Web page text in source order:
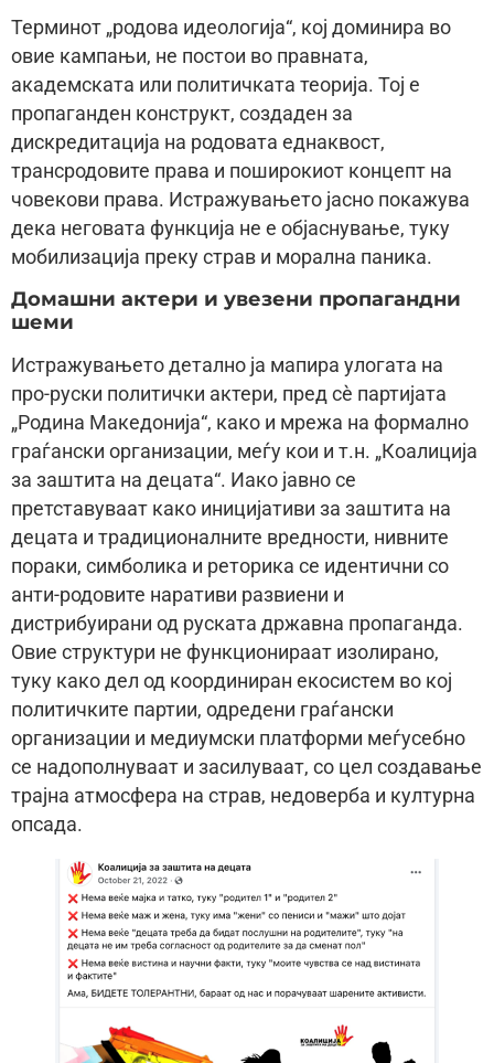
Терминот „родова идеологија“, кој доминира во
овие кампањи, не постои во правната,
академската или политичката теорија. Тој е
пропаганден конструкт, создаден за
дискредитација на родовата еднаквост,
трансродовите права и поширокиот концепт на
човекови права. Истражувањето јасно покажува
дека неговата функција не е објаснување, туку
мобилизација преку страв и морална паника.
Домашни актери и увезени пропагандни
шеми
Истражувањето детално ја мапира улогата на
про-руски политички актери, пред сè партијата
„Родина Македонија“, како и мрежа на формално
граѓански организации, меѓу кои и т.н. „Коалиција
за заштита на децата“. Иако јавно се
претставуваат како иницијативи за заштита на
децата и традиционалните вредности, нивните
пораки, симболика и реторика се идентични со
анти-родовите наративи развиени и
дистрибуирани од руската државна пропаганда.
Овие структури не функционираат изолирано,
туку како дел од координиран екосистем во кој
политичките партии, одредени граѓански
организации и медиумски платформи меѓусебно
се надополнуваат и засилуваат, со цел создавање
трајна атмосфера на страв, недоверба и културна
опсада.